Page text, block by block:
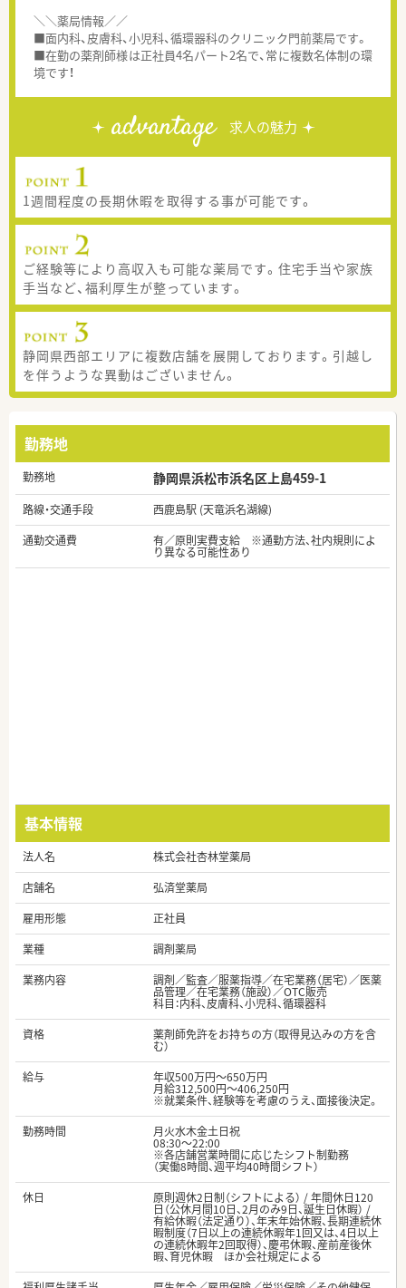
＼＼薬局情報／／
■面内科、皮膚科、小児科、循環器科のクリニック門前薬局です。
■在勤の薬剤師様は正社員4名パート2名で、常に複数名体制の環
境です！
advantage 求人の魅力
1週間程度の長期休暇を取得する事が可能です。
ご経験等により高収入も可能な薬局です。住宅手当や家族
手当など、福利厚生が整っています。
静岡県西部エリアに複数店舗を展開しております。引越し
を伴うような異動はございません。
勤務地
勤務地 静岡県浜松市浜名区上島459-1
路線・交通手段
西鹿島駅 (天竜浜名湖線)
通勤交通費
有／原則実費支給 ※通勤方法、社内規則によ
り異なる可能性あり
基本情報
法人名
株式会社杏林堂薬局
店舗名
弘済堂薬局
雇用形態
正社員
業種
調剤薬局
業務内容
調剤／監査／服薬指導／在宅業務（居宅）／医薬
品管理／在宅業務（施設）／OTC販売
科目：内科、皮膚科、小児科、循環器科
資格
薬剤師免許をお持ちの方（取得見込みの方を含
む）
給与
年収500万円～650万円
月給312,500円～406,250円
※就業条件、経験等を考慮のうえ、面接後決定。
勤務時間
月火水木金土日祝
08:30～22:00
※各店舗営業時間に応じたシフト制勤務
（実働8時間、週平均40時間シフト）
休日
原則週休2日制（シフトによる） / 年間休日120
日（公休月間10日、2月のみ9日、誕生日休暇） /
有給休暇（法定通り）、年末年始休暇、長期連続休
暇制度（7日以上の連続休暇年1回又は、4日以上
の連続休暇年2回取得）、慶弔休暇、産前産後休
暇、育児休暇 ほか会社規定による